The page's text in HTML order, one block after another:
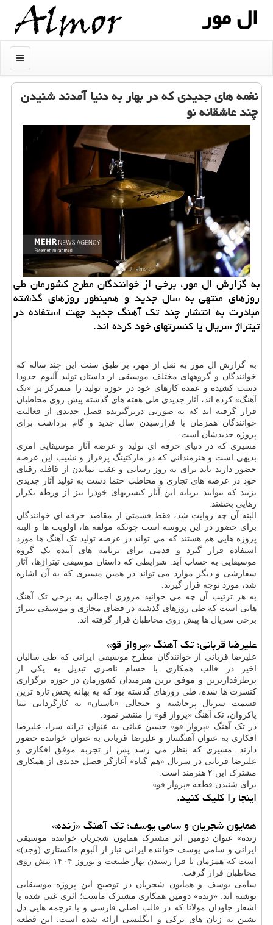
ال مور
منو
نغمه های جدیدی که در بهار به دنیا آمدند شنیدن
چند عاشقانه نو
به گزارش ال مور، برخی از خوانندگان مطرح کشورمان طی
روزهای منتهی به سال جدید و همینطور روزهای گذشته
مبادرت به انتشار چند تک آهنگ جدید جهت استفاده در
تیتراژ سریال یا کنسرتهای خود کرده اند.
به گزارش ال مور به نقل از مهر، بر طبق سنت این چند ساله که
خوانندگان و گروههای مختلف موسیقی از داستان تولید آلبوم حدودا
دست کشیده و عمده کارهای خود در حوزه تولید را متمرکز بر «تک
آهنگ» کرده اند، آثار جدیدی طی هفته های گذشته پیش روی مخاطبان
قرار گرفته اند که به صورتی دربرگیرنده فصل جدیدی از فعالیت
خوانندگان همزمان با فرارسیدن سال جدید و گام برداشت برای
پروژه جدیدشان است.
مسیری که در دنیای حرفه ای تولید و عرضه آثار موسیقایی امری
بدیهی است و هنرمندانی که در مارکتینگ پرفراز و نشیب این عرصه
حضور دارند باید برای به روز رسانی و عقب نماندن از قافله رقبای
خود در عرصه های تجاری و مخاطب حتما دست به تولید آثار جدیدی
بزنند که بتوانند برپایه این آثار کنسرتهای خودرا نیز از ورطه تکرار
رهایی بخشند.
البته آن چه روایت شد، فقط قسمتی از مقاصد حرفه ای خوانندگان
برای حضور در این پروسه است چونکه مولفه ها، اولویت ها و البته
پروژه هایی هم هستند که می تواند در عرصه تولید تک آهنگ ها مورد
استفاده قرار گیرد و قدمی برای برنامه های آینده یک گروه
موسیقایی به حساب آید. شرایطی که داستان موسیقی تیتراژها، آثار
سفارشی و دیگر موارد می تواند در همین مسیری که به آن اشاره
شد، مورد توجه قرار گیرند.
به هر ترتیب آن چه می خوانید مروری اجمالی به برخی تک آهنگ
هایی است که طی روزهای گذشته در فضای مجازی و موسیقی تیتراژ
برخی سریال ها پیش روی مخاطبان قرار گرفته اند.
علیرضا قربانی؛ تک آهنگ «پرواز قو»
علیرضا قربانی از خوانندگان مطرح موسیقی ایرانی که طی سالیان
اخیر در قالب همکاری با حسام ناصری تبدیل به یکی از
پرطرفدارترین و موفق ترین هنرمندان کشورمان در حوزه برگزاری
کنسرت ها شده، طی روزهای گذشته بود که به بهانه پخش تازه ترین
قسمت سریال پرحاشیه و جنجالی «تاسیان» به کارگردانی تینا
پاکروان، تک آهنگ «پرواز قو» را منتشر نمود.
در تک آهنگ «پرواز قو» حسین غیاثی به عنوان ترانه سرا، علیرضا
افکاری به عنوان آهنگساز و علیرضا قربانی به عنوان خواننده حضور
دارند. مسیری که بنظر می رسد پس از تجربه موفق افکاری و
علیرضا قربانی در سریال «هم گناه» آغازگر فصل جدیدی از همکاری
مشترک این ۲ هنرمند است.
برای شنیدن قطعه «پرواز قو»
اینجا را کلیک کنید.
همایون شجریان و سامی یوسف؛ تک آهنگ «زنده»
زنده» عنوان دومین اثر مشترک همایون شجریان خواننده موسیقی
ایرانی و سامی یوسف خواننده ایرانی تبار از آلبوم «اکستازی (وجد)»
است که همزمان با فرا رسیدن بهار طبیعت و نوروز ۱۴۰۴ پیش روی
مخاطبان قرار گرفت.
سامی یوسف و همایون شجریان در توضیح این پروژه موسیقایی
نوشته اند: «زنده» دومین همکاری مشترک ماست؛ اثری غنی شده با
اشعار جاودان مولانا که در قالب اصلی فارسی و با ترجمه هایی دل
نشین به زبان های ترکی و انگلیسی ارائه شده است. این قطعه